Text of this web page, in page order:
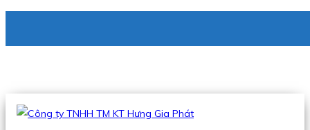
Hotline:0938 336 079